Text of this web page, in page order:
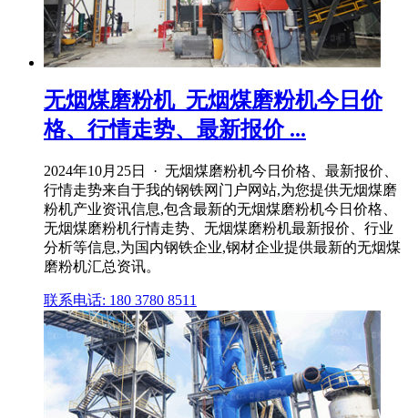
无烟煤磨粉机_无烟煤磨粉机今日价
格、行情走势、最新报价 ...
2024年10月25日 · 无烟煤磨粉机今日价格、最新报价、
行情走势来自于我的钢铁网门户网站,为您提供无烟煤磨
粉机产业资讯信息,包含最新的无烟煤磨粉机今日价格、
无烟煤磨粉机行情走势、无烟煤磨粉机最新报价、行业
分析等信息,为国内钢铁企业,钢材企业提供最新的无烟煤
磨粉机汇总资讯。
联系电话: 180 3780 8511